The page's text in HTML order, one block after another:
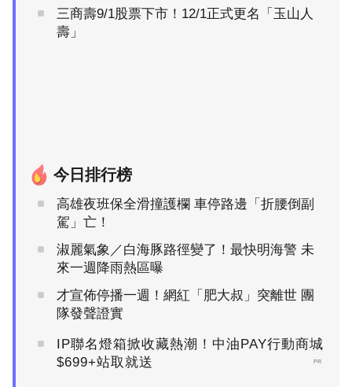
三商壽9/1股票下市！12/1正式更名「玉山人
壽」
今日排行榜
高雄夜班保全滑撞護欄 車停路邊「折腰倒副
駕」亡！
淑麗氣象／白海豚路徑變了！最快明海警 未
來一週降雨熱區曝
才宣佈停播一週！網紅「肥大叔」突離世 團
隊發聲證實
IP聯名燈箱掀收藏熱潮！中油PAY行動商城
$699+站取就送
PR